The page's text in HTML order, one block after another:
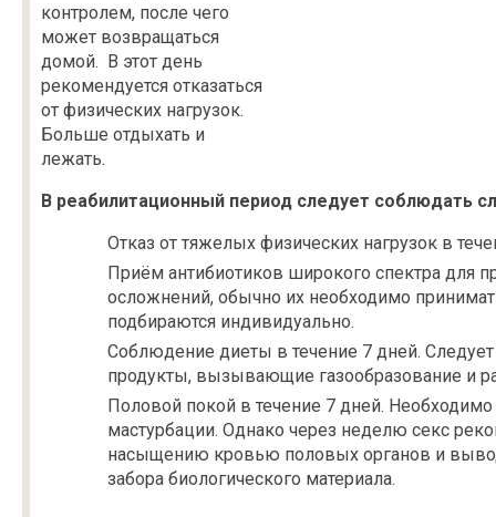
контролем, после чего
может возвращаться
домой. В этот день
рекомендуется отказаться
от физических нагрузок.
Больше отдыхать и
лежать.
В реабилитационный период следует соблюдать
Отказ от тяжелых физических нагрузок в
Приём антибиотиков широкого спектра для
осложнений, обычно их необходимо
подбираются индивидуально.
Соблюдение диеты в течение 7 дней.
продукты, вызывающие газообразование и
Половой покой в течение 7 дней. Необходимо
мастурбации. Однако через неделю секс
насыщению кровью половых органов и
забора биологического материала.